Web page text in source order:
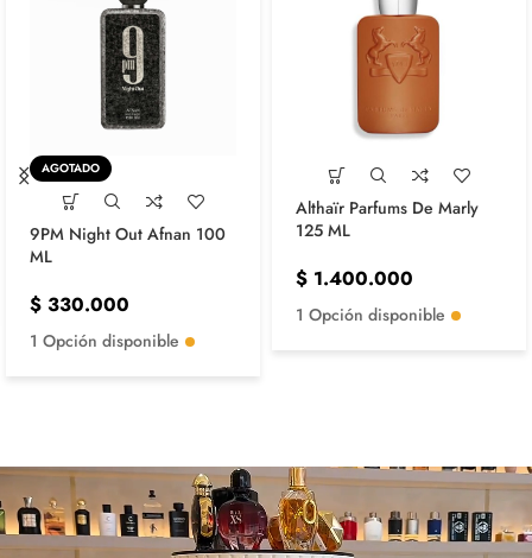
AGOTADO
9PM Night Out Afnan 100
ML
$ 330.000
1 Opción disponible
Althaïr Parfums De Marly
125 ML
$ 1.400.000
1 Opción disponible